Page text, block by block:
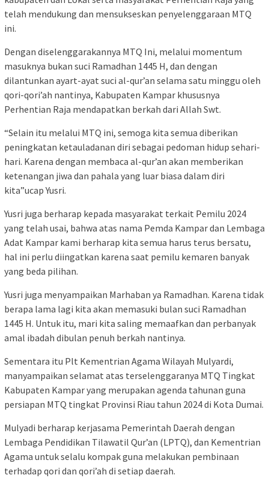
telah mendukung dan mensukseskan penyelenggaraan MTQ
ini.
Dengan diselenggarakannya MTQ Ini, melalui momentum
masuknya bukan suci Ramadhan 1445 H, dan dengan
dilantunkan ayart-ayat suci al-qur’an selama satu minggu oleh
qori-qori’ah nantinya, Kabupaten Kampar khususnya
Perhentian Raja mendapatkan berkah dari Allah Swt.
“Selain itu melalui MTQ ini, semoga kita semua diberikan
peningkatan ketauladanan diri sebagai pedoman hidup sehari-
hari. Karena dengan membaca al-qur’an akan memberikan
ketenangan jiwa dan pahala yang luar biasa dalam diri
kita”ucap Yusri.
Yusri juga berharap kepada masyarakat terkait Pemilu 2024
yang telah usai, bahwa atas nama Pemda Kampar dan Lembaga
Adat Kampar kami berharap kita semua harus terus bersatu,
hal ini perlu diingatkan karena saat pemilu kemaren banyak
yang beda pilihan.
Yusri juga menyampaikan Marhaban ya Ramadhan. Karena tidak
berapa lama lagi kita akan memasuki bulan suci Ramadhan
1445 H. Untuk itu, mari kita saling memaafkan dan perbanyak
amal ibadah dibulan penuh berkah nantinya.
Sementara itu Plt Kementrian Agama Wilayah Mulyardi,
manyampaikan selamat atas terselenggaranya MTQ Tingkat
Kabupaten Kampar yang merupakan agenda tahunan guna
persiapan MTQ tingkat Provinsi Riau tahun 2024 di Kota Dumai.
Mulyadi berharap kerjasama Pemerintah Daerah dengan
Lembaga Pendidikan Tilawatil Qur’an (LPTQ), dan Kementrian
Agama untuk selalu kompak guna melakukan pembinaan
terhadap qori dan qori’ah di setiap daerah.